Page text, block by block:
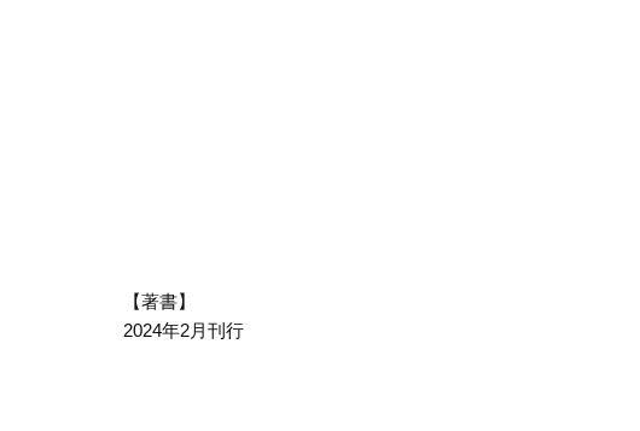
【著書】
2024年2月刊行